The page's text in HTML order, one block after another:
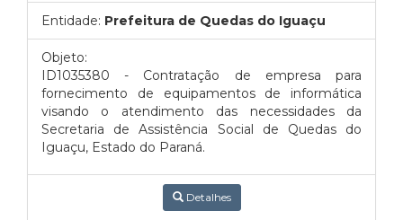
Entidade: Prefeitura de Quedas do Iguaçu
Objeto:
ID1035380 - Contratação de empresa para
fornecimento de equipamentos de informática
visando o atendimento das necessidades da
Secretaria de Assistência Social de Quedas do
Iguaçu, Estado do Paraná.
Detalhes